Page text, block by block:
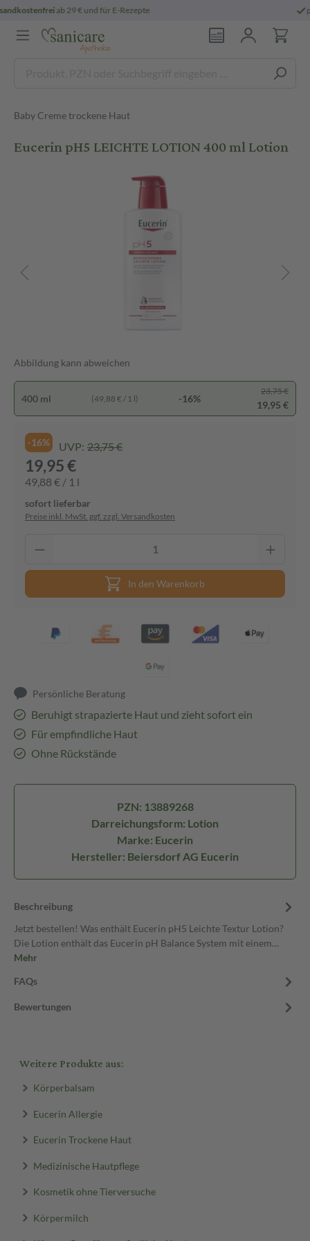
persönliche
Baby Creme trockene Haut
Eucerin pH5 LEICHTE LOTION 400 ml Lotion
Abbildung kann abweichen
400 ml (49,88 € / 1 l) -16%
23,75 €
19,95 €
-16% UVP: 23,75 €
19,95 €
49,88 € / 1 l
sofort lieferbar
Preise inkl. MwSt. ggf. zzgl. Versandkosten
In den Warenkorb
Persönliche Beratung
Beruhigt strapazierte Haut und zieht sofort ein
Für empfindliche Haut
Ohne Rückstände
PZN: 13889268
Darreichungsform: Lotion
Marke: Eucerin
Hersteller: Beiersdorf AG Eucerin
Beschreibung
Jetzt bestellen! Was enthält Eucerin pH5 Leichte Textur Lotion?
Die Lotion enthält das Eucerin pH Balance System mit einem…
Mehr
FAQs
Bewertungen
Weitere Produkte aus:
Körperbalsam
Eucerin Allergie
Eucerin Trockene Haut
Medizinische Hautpflege
Kosmetik ohne Tierversuche
Körpermilch